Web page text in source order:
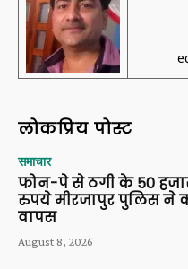
लोकप्रिय पोस्ट
समाचार
फोन-पे से ठगी के 50
रुपये मीरजापुर पुलिस ने
वापस
August 8, 2026